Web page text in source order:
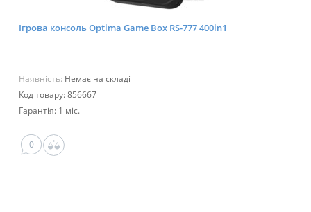
Ігрова консоль Optima Game Box RS-777 400in1
Наявність: Немає на складі
Код товару: 856667
Гарантія: 1 міс.
0